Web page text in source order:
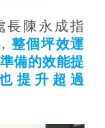
長陳永成指
整個坪效運
備的效能提
提升超過